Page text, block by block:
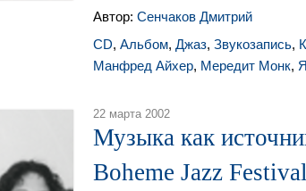
Автор: Сенчаков Дмитрий
CD, Альбом, Джаз, Звукозапись,
Манфред Айхер, Мередит Монк,
22 марта 2002
Музыка как
Boheme Jazz